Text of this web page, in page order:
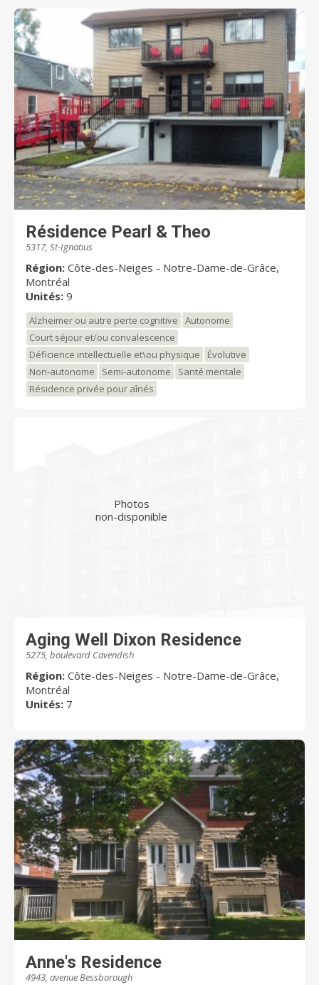
Résidence Pearl & Theo
5317, St-Ignatius
Région: Côte-des-Neiges - Notre-Dame-de-Grâce,
Montréal
Unités: 9
Alzheimer ou autre perte cognitive
Autonome
Court séjour et/ou convalescence
Déficience intellectuelle et\ou physique
Évolutive
Non-autonome
Semi-autonome
Santé mentale
Résidence privée pour aînés
Photos
non-disponible
Aging Well Dixon Residence
5275, boulevard Cavendish
Région: Côte-des-Neiges - Notre-Dame-de-Grâce,
Montréal
Unités: 7
Anne's Residence
4943, avenue Bessborough